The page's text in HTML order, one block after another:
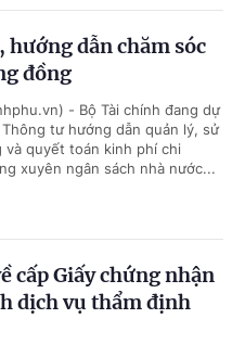
dẫn chăm sóc
đồng
- Bộ Tài chính đang dự
tư hướng dẫn quản lý, sử
và quyết toán kinh phí chi
xuyên ngân sách nhà nước...
cấp Giấy chứng nhận
dịch vụ thẩm định